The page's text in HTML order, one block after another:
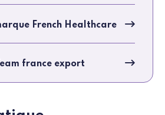
French Healthcare
france export